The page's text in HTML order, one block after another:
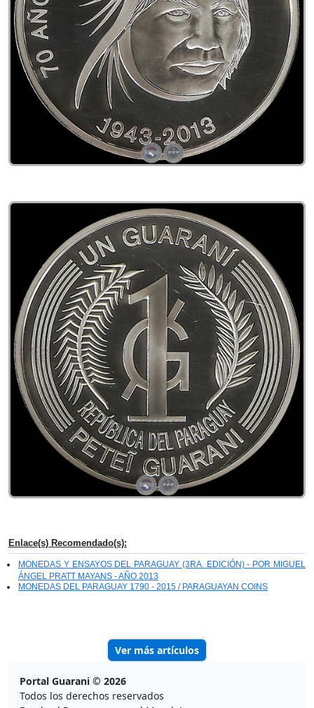
Enlace(s) Recomendado(s):
MONEDAS Y ENSAYOS DEL PARAGUAY (3RA. EDICIÓN) - POR MIGUEL
ÁNGEL PRATT MAYANS - AÑO 2013
MONEDAS DEL PARAGUAY 1790 - 2015 / PARAGUAYAN COINS
Ver más artículos
Portal Guarani © 2026
Todos los derechos reservados